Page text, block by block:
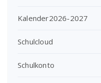
Kalender2026-2027
Schulcloud
Schulkonto